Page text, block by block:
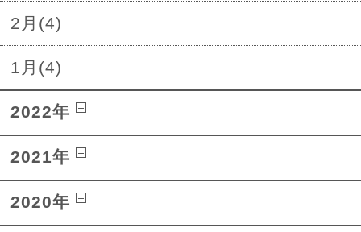
2月(4)
1月(4)
2022年
2021年
2020年